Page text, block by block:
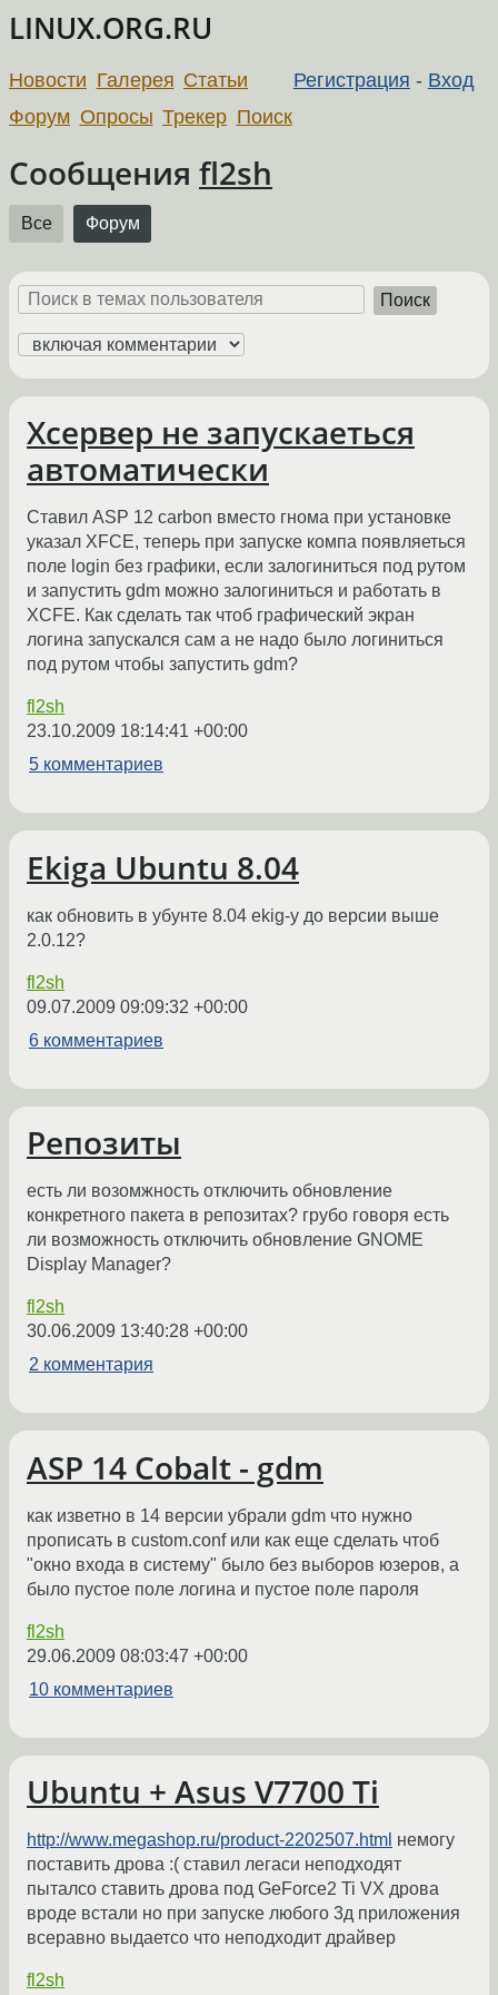
LINUX.ORG.RU
Регистрация - Вход
Новости Галерея Статьи
Форум Опросы Трекер Поиск
Сообщения fl2sh
Все Форум
Поиск
Хсервер не запускаеться
автоматически
Ставил ASP 12 carbon вместо гнома при установке
указал XFCE, теперь при запуске компа появляеться
поле login без графики, если залогиниться под рутом
и запустить gdm можно залогиниться и работать в
XCFE. Как сделать так чтоб графический экран
логина запускался сам а не надо было логиниться
под рутом чтобы запустить gdm?
fl2sh
23.10.2009 18:14:41 +00:00
5 комментариев
Ekiga Ubuntu 8.04
как обновить в убунте 8.04 ekig-у до версии выше
2.0.12?
fl2sh
09.07.2009 09:09:32 +00:00
6 комментариев
Репозиты
есть ли возомжность отключить обновление
конкретного пакета в репозитах? грубо говоря есть
ли возможность отключить обновление GNOME
Display Manager?
fl2sh
30.06.2009 13:40:28 +00:00
2 комментария
ASP 14 Cobalt - gdm
как изветно в 14 версии убрали gdm что нужно
прописать в custom.conf или как еще сделать чтоб
"окно входа в систему" было без выборов юзеров, а
было пустое поле логина и пустое поле пароля
fl2sh
29.06.2009 08:03:47 +00:00
10 комментариев
Ubuntu + Asus V7700 Ti
http://www.megashop.ru/product-2202507.html немогу
поставить дрова :( ставил легаси неподходят
пыталсо ставить дрова под GeForce2 Ti VX дрова
вроде встали но при запуске любого 3д приложения
всеравно выдаетсо что неподходит драйвер
fl2sh